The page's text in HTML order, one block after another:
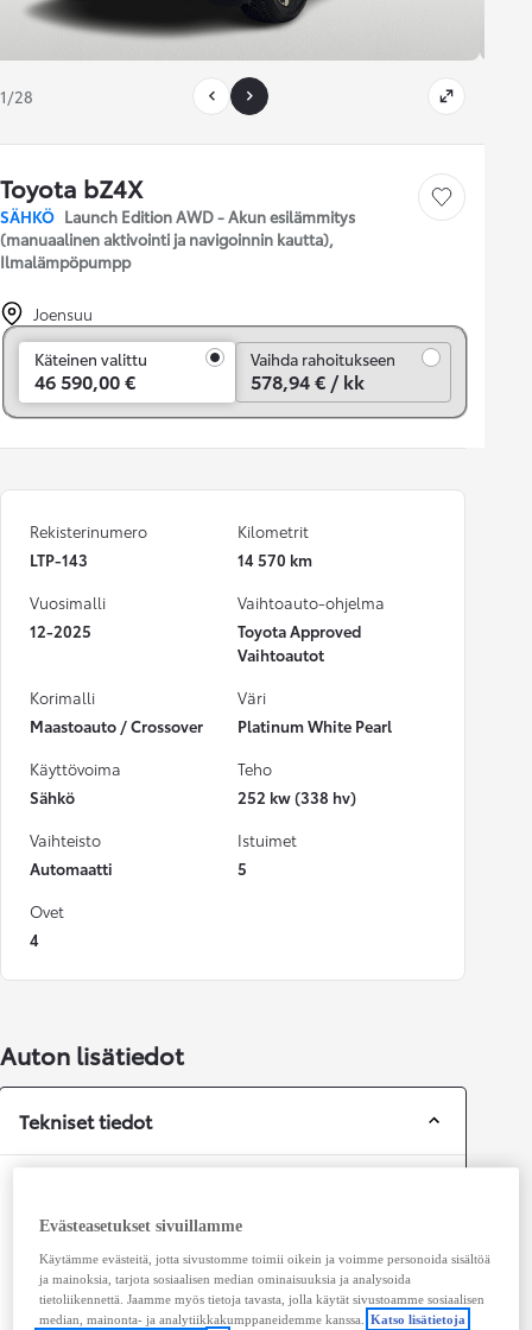
1/28
Toyota bZ4X
SÄHKÖ Launch Edition AWD - Akun esilämmitys
(manuaalinen aktivointi ja navigoinnin kautta),
Ilmalämpöpumpp
Tallenna auto
Joensuu
Käteinen valittu
46 590,00 €
Vaihda rahoitukseen
578,94 € / kk
Rekisterinumero
LTP-143
Kilometrit
14 570 km
Vuosimalli
12-2025
Vaihtoauto-ohjelma
Toyota Approved
Vaihtoautot
Korimalli
Maastoauto / Crossover
Väri
Platinum White Pearl
Käyttövoima
Sähkö
Teho
252 kw (338 hv)
Vaihteisto
Automaatti
Istuimet
5
Ovet
4
Auton lisätiedot
Tekniset tiedot
Istuimet
5
Evästeasetukset sivuillamme
Käytämme evästeitä, jotta sivustomme toimii oikein ja voimme personoida sisältöä
ja mainoksia, tarjota sosiaalisen median ominaisuuksia ja analysoida
tietoliikennettä. Jaamme myös tietoja tavasta, jolla käytät sivustoamme sosiaalisen
median, mainonta- ja analytiikkakumppaneidemme kanssa.
Katso lisätietoja